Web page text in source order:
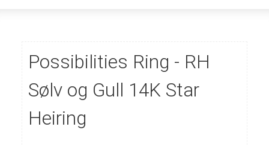
Possibilities Ring - RH
Sølv og Gull 14K Star
Heiring